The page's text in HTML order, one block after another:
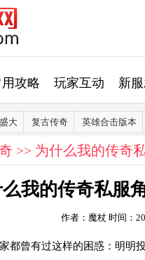
攻略 玩家互动 新
大 复古传奇 英雄合击版本
>> 为什么我的传奇
我的传奇私服
作者：魔杖 时间：
都曾有过这样的困惑：明明